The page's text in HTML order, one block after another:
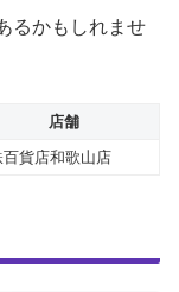
るかもしれませ
店舗
百貨店和歌山店